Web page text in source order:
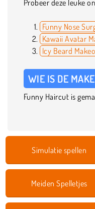
Probeer deze leuke
Funny Nose
Kawaii Avatar
Icy Beard
WIE IS DE
Funny Haircut is
Simulatie spellen
Meiden Spelletjes